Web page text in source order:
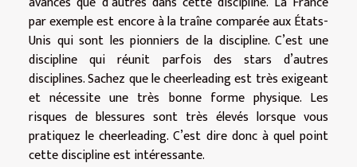
par exemple est encore à la traîne comparée aux États-
Unis qui sont les pionniers de la discipline. C’est une
discipline qui réunit parfois des stars d’autres
disciplines. Sachez que le cheerleading est très exigeant
et nécessite une très bonne forme physique. Les
risques de blessures sont très élevés lorsque vous
pratiquez le cheerleading. C’est dire donc à quel point
cette discipline est intéressante.